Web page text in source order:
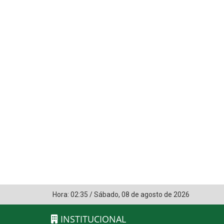
Hora: 02:35 /Sábado, 08 de agosto de 2026
INSTITUCIONAL